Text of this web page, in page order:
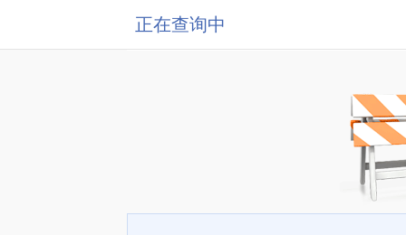
正在查询中